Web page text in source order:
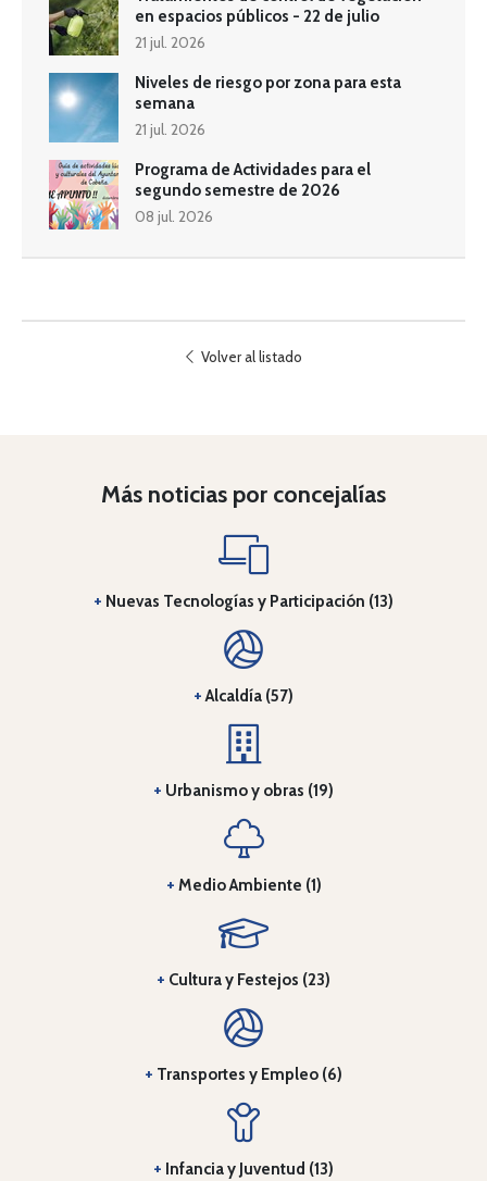
en espacios públicos - 22 de julio
21 jul. 2026
Niveles de riesgo por zona para esta
semana
21 jul. 2026
Programa de Actividades para el
segundo semestre de 2026
08 jul. 2026
Volver al listado
Más noticias por concejalías
+ Nuevas Tecnologías y Participación (13)
+Alcaldía (57)
+ Urbanismo y obras (19)
+ Medio Ambiente (1)
+ Cultura y Festejos (23)
+ Transportes y Empleo (6)
+ Infancia y Juventud (13)